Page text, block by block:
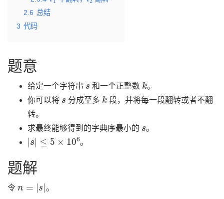
2.6 总结
3 代码
题意
给定一个字符串 和一个正整数
k
。
你可以将
分成至多
k
段，并将每一段翻转或者不翻
转。
求最终能够得到的字典序最小的
。
| | 5 ×10 6
。
题解
令
|
。